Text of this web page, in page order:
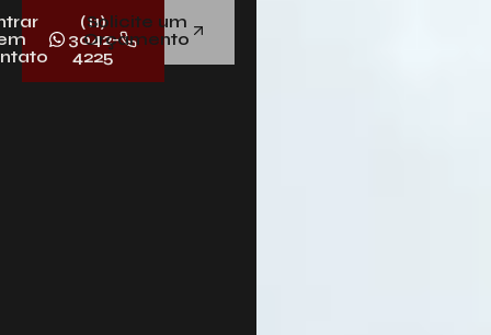
(11)
3042-
4225
Solicite um
Orçamento